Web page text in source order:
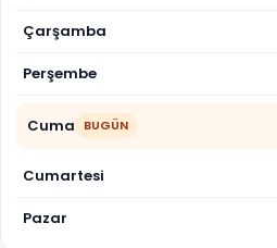
Çarşamba
Perşembe
Cuma BUGÜN
Cumartesi
Pazar